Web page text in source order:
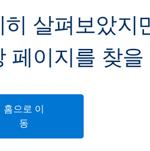
히 살펴보았지
페이지를 찾을
홈으로 이
동